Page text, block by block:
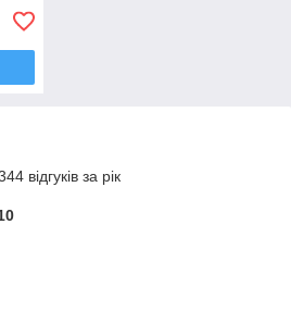
відгуків за рік